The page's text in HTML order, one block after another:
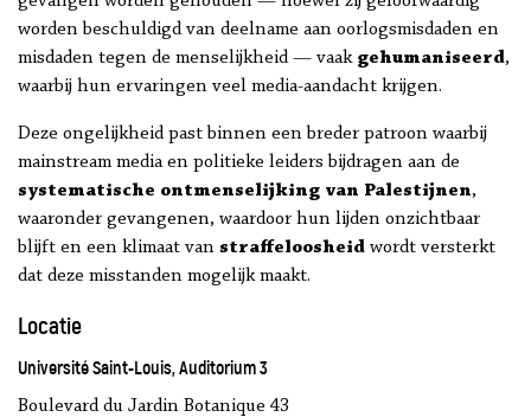
worden beschuldigd van deelname aan oorlogsmisdaden en
misdaden tegen de menselijkheid — vaak gehumaniseerd,
waarbij hun ervaringen veel media-aandacht krijgen.
Deze ongelijkheid past binnen een breder patroon waarbij
mainstream media en politieke leiders bijdragen aan de
systematische ontmenselijking van Palestijnen,
waaronder gevangenen, waardoor hun lijden onzichtbaar
blijft en een klimaat van straffeloosheid wordt versterkt
dat deze misstanden mogelijk maakt.
Locatie
Université Saint-Louis, Auditorium 3
Boulevard du Jardin Botanique 43